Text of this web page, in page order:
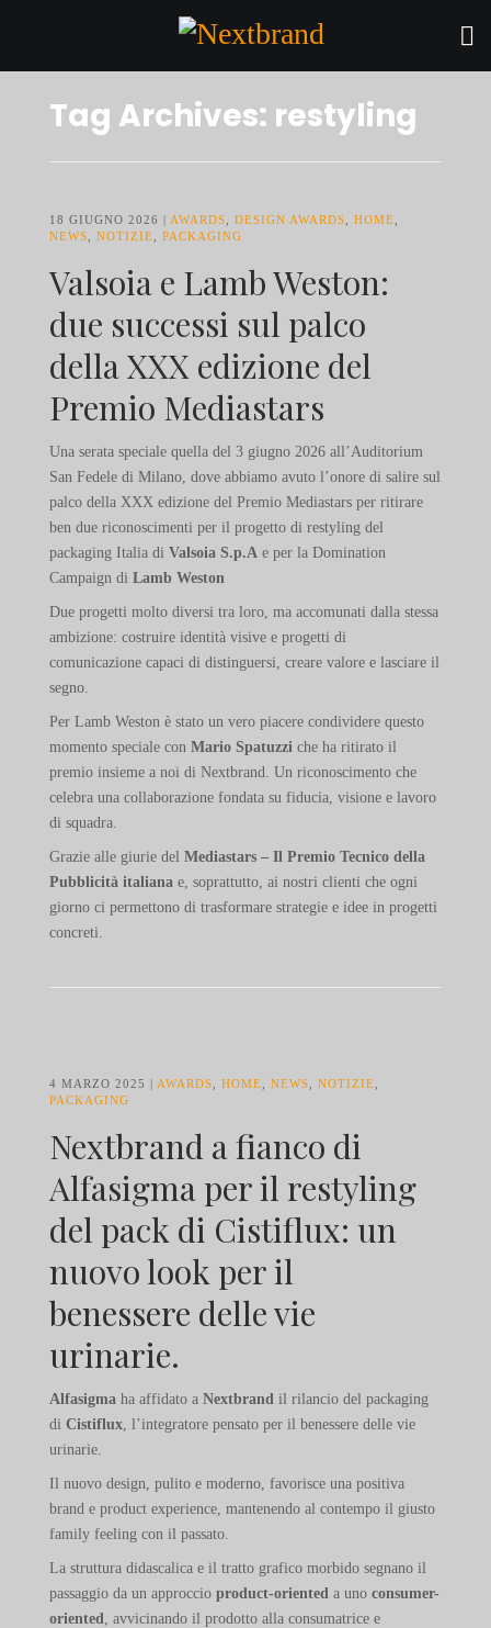
Tag Archives: restyling
18 GIUGNO 2026 AWARDS DESIGN AWARDS HOME
NEWS
NOTIZIE PACKAGING
Valsoia e Lamb Weston:
due successi sul palco
della XXX edizione del
Premio Mediastars
Una serata speciale quella del 3 giugno 2026 all’Auditorium
San Fedele di Milano, dove abbiamo avuto l’onore di salire sul
palco della XXX edizione del Premio Mediastars per ritirare
ben due riconoscimenti per il progetto di restyling del
packaging Italia di Valsoia S.p.Ae per la Domination
Campaign di Lamb Weston
Due progetti molto diversi tra loro, ma accomunati dalla stessa
ambizione: costruire identità visive e progetti di
comunicazione capaci di distinguersi, creare valore e lasciare il
segno.
Per Lamb Weston è stato un vero piacere condividere questo
momento speciale con Mario Spatuzzi che ha ritirato il
premio insieme a noi di Nextbrand. Un riconoscimento che
celebra una collaborazione fondata su fiducia, visione e lavoro
di squadra.
Grazie alle giurie del Mediastars – Il Premio Tecnico della
Pubblicità italiana e, soprattutto, ai nostri clienti che ogni
giorno ci permettono di trasformare strategie e idee in progetti
concreti.
4 MARZO 2025 AWARDS HOME NEWS NOTIZIE
PACKAGING
Nextbrand a fianco di
Alfasigma per il restyling
del pack di Cistiflux: un
nuovo look per il
benessere delle vie
urinarie.
Alfasigma ha affidato a Nextbrand il rilancio del packaging
di Cistiflux, l’integratore pensato per il benessere delle vie
urinarie.
Il nuovo design, pulito e moderno, favorisce una positiva
brand e product experience, mantenendo al contempo il giusto
family feeling con il passato.
La struttura didascalica e il tratto grafico morbido segnano il
passaggio da un approccio product-oriented a uno consumer-
oriented
, avvicinando il prodotto alla consumatrice e